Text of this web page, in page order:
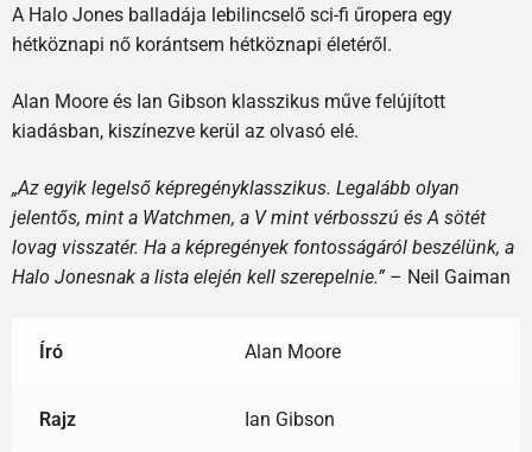
A Halo Jones balladája lebilincselő sci-fi űropera egy
hétköznapi nő korántsem hétköznapi életéről.
Alan Moore és Ian Gibson klasszikus műve felújított
kiadásban, kiszínezve kerül az olvasó elé.
„Az egyik legelső képregényklasszikus. Legalább olyan
jelentős, mint a Watchmen, a V mint vérbosszú és A sötét
lovag visszatér. Ha a képregények fontosságáról beszélünk, a
Halo Jonesnak a lista elején kell szerepelnie.”– Neil Gaiman
Író Alan Moore
Rajz Ian Gibson